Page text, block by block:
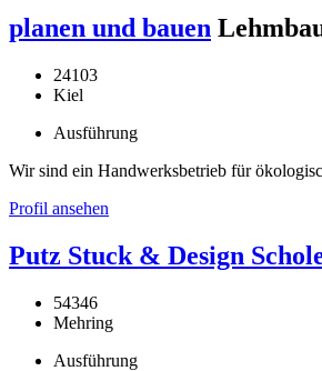
planen und bauen
24103
Kiel
Ausführung
Wir sind ein Handwerksbetrieb für
Profil ansehen
Putz Stuck & Design
54346
Mehring
Ausführung